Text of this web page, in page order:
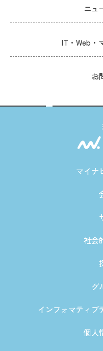
ニュ
IT・Web・
お
マイナ
社会
グ
インフォマティブ
個人